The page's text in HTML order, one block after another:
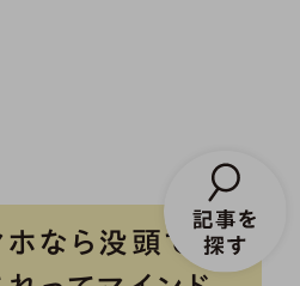
なら没頭でき